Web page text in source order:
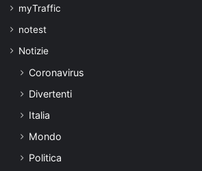
myTraffic
notest
Notizie
Coronavirus
Divertenti
Italia
Mondo
Politica